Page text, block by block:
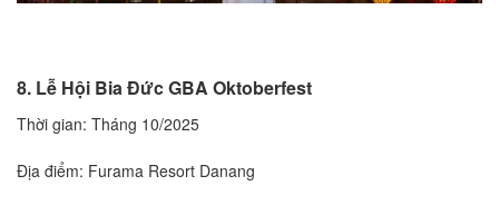
8. Lễ Hội Bia Đức GBA Oktoberfest
Thời gian: Tháng 10/2025
Địa điểm: Furama Resort Danang